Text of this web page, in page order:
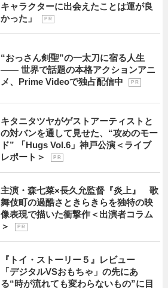
キャラクターに出会えたことは運が良
かった」
P R
“おっさん剣聖”の一太刀に宿る人生
―― 世界で話題の本格アクションアニ
メ、Prime Videoで独占配信中
P R
キタニタツヤがゲストアーティストと
の対バンを通して見せた、“攻めのモー
ド” 「Hugs Vol.6」神戸公演＜ライブ
レポート＞
P R
主演・森七菜×長久允監督『炎上』 歌
舞伎町の過酷さときらきらを独特の映
像表現で描いた衝撃作＜出演者コラム
＞
P R
『トイ・ストーリー５』レビュー
「デジタルVSおもちゃ」の先にあ
る“時が流れても変わらないもの”に目